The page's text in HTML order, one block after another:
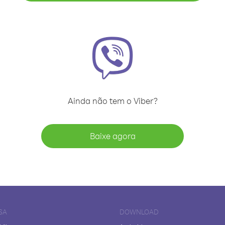
Ainda não tem o Viber?
Baixe agora
DOWNLOAD